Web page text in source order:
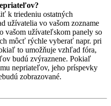
k triedeniu ostatných
užívatelia vo vašom zozname
vašom užívateľskom panely so
môcť rýchle vyberať napr. pri
to umožňuje vzhľad fóra,
budú zvýraznene. Pokiaľ
nepriateľov, jeho príspevky
zobrazované.